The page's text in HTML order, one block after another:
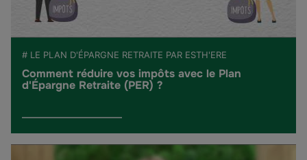
# LE PLAN D'ÉPARGNE RETRAITE PAR ESTH'ERE
Comment réduire vos impôts avec le Plan
d'Épargne Retraite (PER) ?